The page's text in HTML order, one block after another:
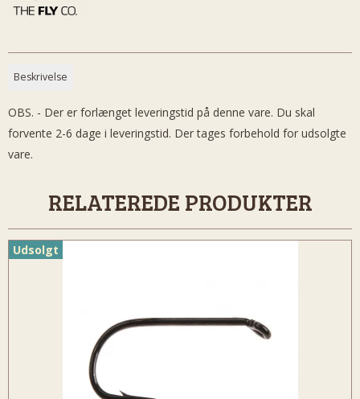
Beskrivelse
OBS. - Der er forlænget leveringstid på denne vare. Du skal
forvente 2-6 dage i leveringstid. Der tages forbehold for udsolgte
vare.
RELATEREDE PRODUKTER
Udsolgt